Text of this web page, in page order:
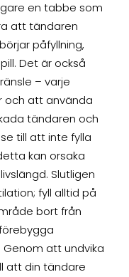
en tabbe som
att tändaren
påfyllning,
Det är också
– varje
och att använda
tändaren och
till att inte fylla
kan orsaka
Slutligen
fyll alltid på
bort från
att undvika
att din tändare